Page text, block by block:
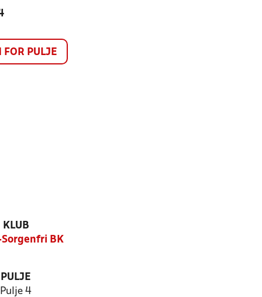
FOR PULJE
KLUB
BK
PULJE
Pulje 4